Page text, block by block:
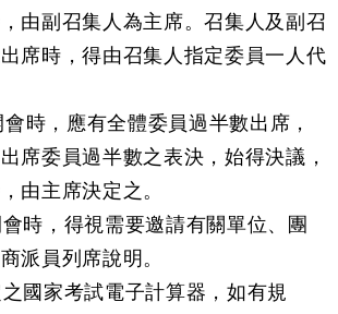
由副召集人為主席。召集人及副召
席時，得由召集人指定委員一人代
，應有全體委員過半數出席，
席委員過半數之表決，始得決議，
由主席決定之。
時，得視需要邀請有關單位、團
派員列席說明。
國家考試電子計算器，如有規